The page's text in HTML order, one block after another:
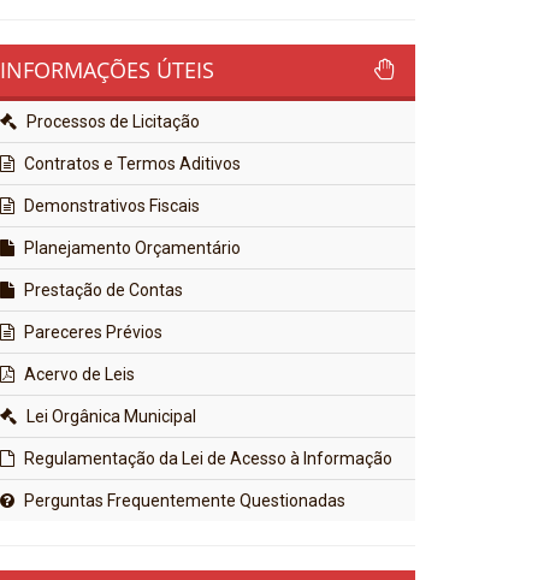
INFORMAÇÕES ÚTEIS
Processos de Licitação
Contratos e Termos Aditivos
Demonstrativos Fiscais
Planejamento Orçamentário
Prestação de Contas
Pareceres Prévios
Acervo de Leis
Lei Orgânica Municipal
Regulamentação da Lei de Acesso à Informação
Perguntas Frequentemente Questionadas